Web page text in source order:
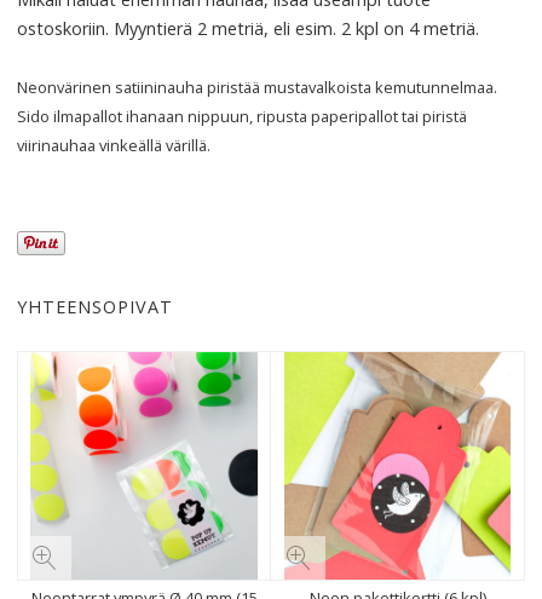
ostoskoriin. Myyntierä 2 metriä, eli esim. 2 kpl on 4 metriä.
Neonvärinen satiininauha piristää mustavalkoista kemutunnelmaa.
Sido ilmapallot ihanaan nippuun, ripusta paperipallot tai piristä
viirinauhaa vinkeällä värillä.
YHTEENSOPIVAT